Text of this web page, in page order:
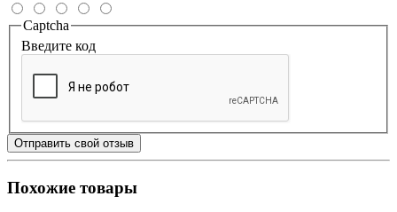
Captcha
Введите код
Отправить свой отзыв
Похожие товары